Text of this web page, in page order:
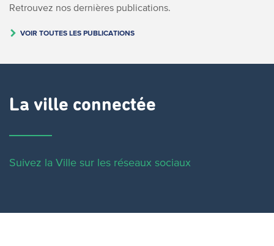
Retrouvez nos dernières publications.
VOIR TOUTES LES PUBLICATIONS
La ville connectée
Suivez la Ville sur les réseaux sociaux